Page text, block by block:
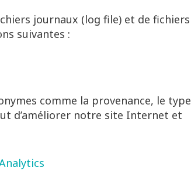
journaux (log file) et de fichiers
suivantes :
comme la provenance, le type
d’améliorer notre site Internet et